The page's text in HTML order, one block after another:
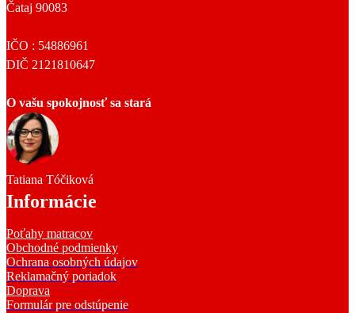
Čataj 90083
IČO : 54886961
DIČ 2121810647
O vašu spokojnosť sa stará
Tatiana Tóčiková
Informácie
Poťahy matracov
Obchodné podmienky
Ochrana osobných údajov
Reklamačný poriadok
Doprava
Formulár pre odstúpenie